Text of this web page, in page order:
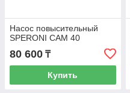
Насос повысительный
SPERONI CAM 40
80 600 ₸
Купить